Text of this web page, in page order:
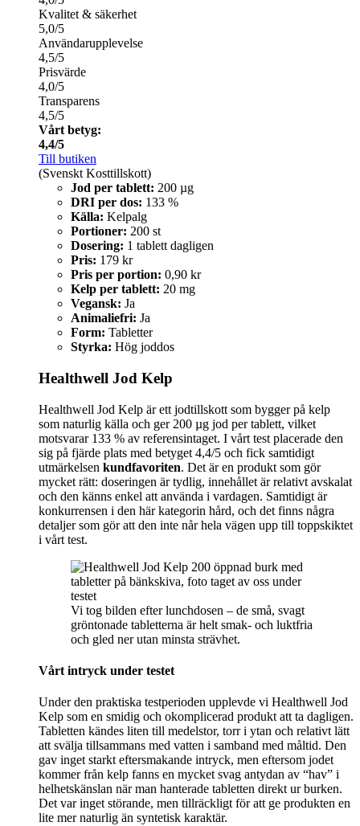
Kvalitet & säkerhet
5,0/5
Användarupplevelse
4,5/5
Prisvärde
4,0/5
Transparens
4,5/5
Vårt betyg:
4,4/5
Till butiken
(Svenskt Kosttillskott)
Jod per tablett: 200 µg
DRI per dos: 133 %
Källa: Kelpalg
Portioner: 200 st
Dosering: 1 tablett dagligen
Pris: 179 kr
Pris per portion: 0,90 kr
Kelp per tablett: 20 mg
Vegansk: Ja
Animaliefri: Ja
Form: Tabletter
Styrka: Hög joddos
Healthwell Jod Kelp
Healthwell Jod Kelp är ett jodtillskott som bygger på kelp
som naturlig källa och ger 200 µg jod per tablett, vilket
motsvarar 133 % av referensintaget. I vårt test placerade den
sig på fjärde plats med betyget 4,4/5 och fick samtidigt
utmärkelsen kundfavoriten. Det är en produkt som gör
mycket rätt: doseringen är tydlig, innehållet är relativt avskalat
och den känns enkel att använda i vardagen. Samtidigt är
konkurrensen i den här kategorin hård, och det finns några
detaljer som gör att den inte når hela vägen upp till toppskiktet
i vårt test.
Vi tog bilden efter lunchdosen – de små, svagt
gröntonade tabletterna är helt smak- och luktfria
och gled ner utan minsta strävhet.
Vårt intryck under testet
Under den praktiska testperioden upplevde vi Healthwell Jod
Kelp som en smidig och okomplicerad produkt att ta dagligen.
Tabletten kändes liten till medelstor, torr i ytan och relativt lätt
att svälja tillsammans med vatten i samband med måltid. Den
gav inget starkt eftersmakande intryck, men eftersom jodet
kommer från kelp fanns en mycket svag antydan av “hav” i
helhetskänslan när man hanterade tabletten direkt ur burken.
Det var inget störande, men tillräckligt för att ge produkten en
lite mer naturlig än syntetisk karaktär.